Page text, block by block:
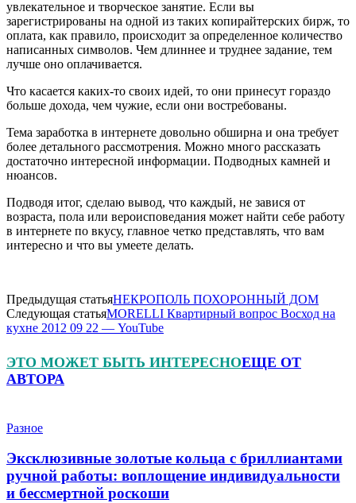
увлекательное и творческое занятие. Если вы
зарегистрированы на одной из таких копирайтерских бирж, то
оплата, как правило, происходит за определенное количество
написанных символов. Чем длиннее и труднее задание, тем
лучше оно оплачивается.
Что касается каких-то своих идей, то они принесут гораздо
больше дохода, чем чужие, если они востребованы.
Тема заработка в интернете довольно обширна и она требует
более детального рассмотрения. Можно много рассказать
достаточно интересной информации. Подводных камней и
нюансов.
Подводя итог, сделаю вывод, что каждый, не завися от
возраста, пола или вероисповедания может найти себе работу
в интернете по вкусу, главное четко представлять, что вам
интересно и что вы умеете делать.
Предыдущая статьяНЕКРОПОЛЬ ПОХОРОННЫЙ ДОМ
Следующая статьяMORELLI Квартирный вопрос Восход на
кухне 2012 09 22 — YouTube
ЭТО МОЖЕТ БЫТЬ ИНТЕРЕСНОЕЩЕ ОТ
АВТОРА
Разное
Эксклюзивные золотые кольца с бриллиантами
ручной работы: воплощение индивидуальности
и бессмертной роскоши